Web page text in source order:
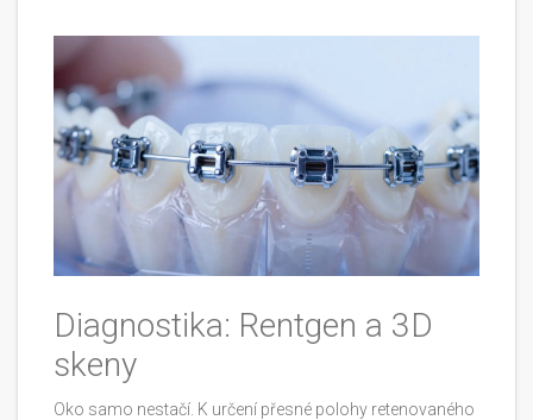
Diagnostika: Rentgen a 3D
skeny
Oko samo nestačí. K určení přesné polohy retenovaného